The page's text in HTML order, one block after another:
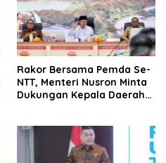
Rakor Bersama Pemda Se-
NTT, Menteri Nusron Minta
Dukungan Kepala Daerah